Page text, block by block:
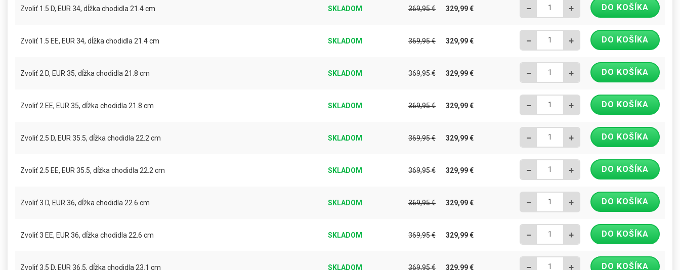
Zvoliť 1.5 D, EUR 34, dĺžka chodidla 21.4 cm SKLADOM 369,95€ 329,99€ − + DO KOŠÍKA
Zvoliť 1.5 EE, EUR 34, dĺžka chodidla 21.4 cm SKLADOM 369,95€ 329,99€ − + DO KOŠÍKA
Zvoliť 2 D, EUR 35, dĺžka chodidla 21.8 cm SKLADOM 369,95€ 329,99€ − + DO KOŠÍKA
Zvoliť 2 EE, EUR 35, dĺžka chodidla 21.8 cm SKLADOM 369,95€ 329,99€ − + DO KOŠÍKA
Zvoliť 2.5 D, EUR 35.5, dĺžka chodidla 22.2 cm SKLADOM 369,95€ 329,99€ − + DO KOŠÍKA
Zvoliť 2.5 EE, EUR 35.5, dĺžka chodidla 22.2 cm SKLADOM 369,95€ 329,99€ − + DO KOŠÍKA
Zvoliť 3 D, EUR 36, dĺžka chodidla 22.6 cm SKLADOM 369,95€ 329,99€ − + DO KOŠÍKA
Zvoliť 3 EE, EUR 36, dĺžka chodidla 22.6 cm SKLADOM 369,95€ 329,99€ − + DO KOŠÍKA
Zvoliť 3.5 D, EUR 36.5, dĺžka chodidla 23.1 cm SKLADOM 369,95€ 329,99€ − + DO KOŠÍKA